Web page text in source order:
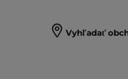
Vyhľadať